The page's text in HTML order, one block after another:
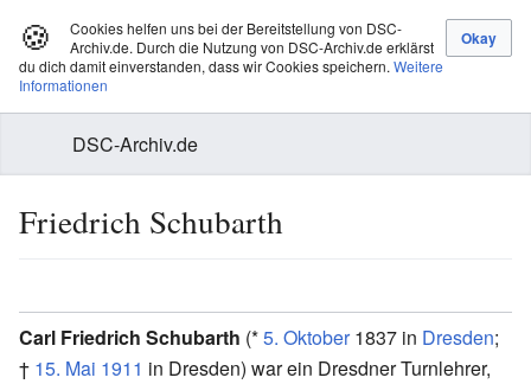
🍪
Cookies helfen uns bei der Bereitstellung von DSC-
Archiv.de. Durch die Nutzung von DSC-Archiv.de erklärst
du dich damit einverstanden, dass wir Cookies speichern. Weitere
Informationen
DSC-Archiv.de
Friedrich Schubarth
Carl Friedrich Schubarth (*5. Oktober1837 in Dresden;
† 15. Mai 1911 in Dresden) war ein Dresdner Turnlehrer,